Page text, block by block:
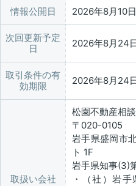
情報公開日 2026年8月10日
次回更新予定
日
2026年8月24
取引条件の有
効期限
2026年8月24
取扱い会社
松園不動産相
〒020-0105
岩手県盛岡市
ト 1F
岩手県知事(3)
・（社）岩